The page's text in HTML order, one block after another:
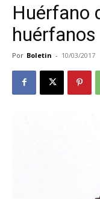
Huérfano
huérfanos
Por Boletin - 10/03/2017